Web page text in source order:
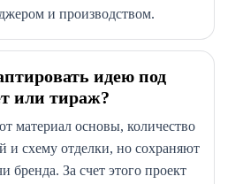
и производством.
идею под
или тираж?
материал основы, количество
и схему отделки, но сохраняют
бренда. За счет этого проект